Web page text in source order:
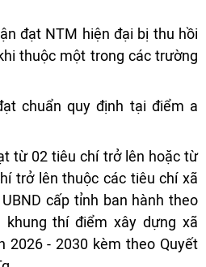
đạt NTM hiện đại bị thu hồi
thuộc một trong các trường
chuẩn quy định tại điểm a
từ 02 tiêu chí trở lên hoặc từ
trở lên thuộc các tiêu chí xã
cấp tỉnh ban hành theo
khung thí điểm xây dựng xã
2026 - 2030 kèm theo Quyết